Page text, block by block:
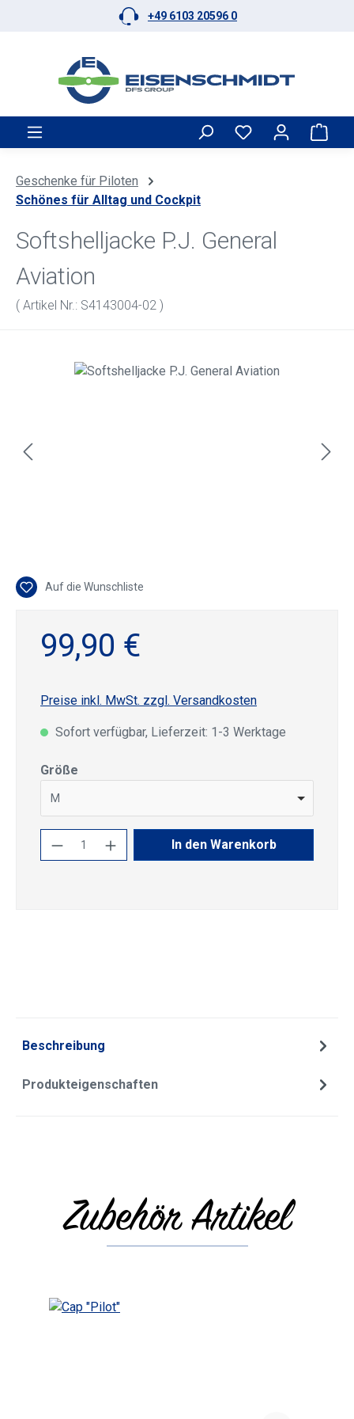
Zum Hauptinhalt springen+49 6103 20596 0
Geschenke für Piloten
Schönes für Alltag und Cockpit
Softshelljacke P.J. General
Aviation
( Artikel Nr.: S4143004-02 )
Bildergalerie überspringen
Auf die Wunschliste
99,90 €
Preise inkl. MwSt. zzgl. Versandkosten
Sofort verfügbar, Lieferzeit: 1-3 Werktage
Größe
M
Produkt Anzahl: Gib den gewünschten
In den Warenkorb
Beschreibung
Produkteigenschaften
Produktgalerie überspringen
Zubehör Artikel